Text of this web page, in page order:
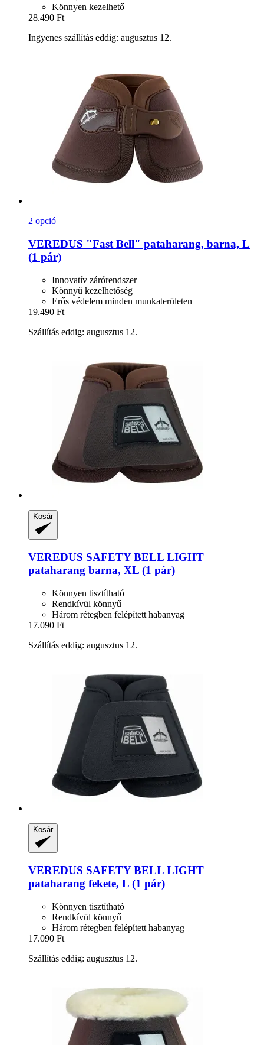
Könnyen kezelhető
28.490 Ft
Ingyenes szállítás eddig: augusztus 12.
2 opció
VEREDUS "Fast Bell" pataharang, barna, L
(1 pár)
Innovatív zárórendszer
Könnyű kezelhetőség
Erős védelem minden munkaterületen
19.490 Ft
Szállítás eddig: augusztus 12.
Kosár
VEREDUS SAFETY BELL LIGHT
pataharang barna, XL (1 pár)
Könnyen tisztítható
Rendkívül könnyű
Három rétegben felépített habanyag
17.090 Ft
Szállítás eddig: augusztus 12.
Kosár
VEREDUS SAFETY BELL LIGHT
pataharang fekete, L (1 pár)
Könnyen tisztítható
Rendkívül könnyű
Három rétegben felépített habanyag
17.090 Ft
Szállítás eddig: augusztus 12.